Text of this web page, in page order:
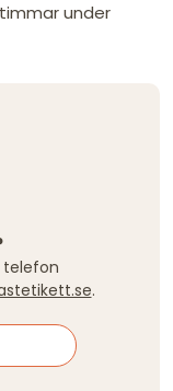
under
telefon
.